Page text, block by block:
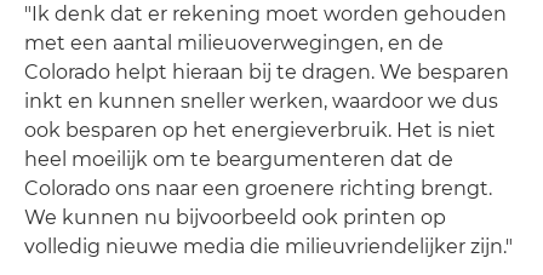
"Ik denk dat er rekening moet worden gehouden
met een aantal milieuoverwegingen, en de
Colorado helpt hieraan bij te dragen. We besparen
inkt en kunnen sneller werken, waardoor we dus
ook besparen op het energieverbruik. Het is niet
heel moeilijk om te beargumenteren dat de
Colorado ons naar een groenere richting brengt.
We kunnen nu bijvoorbeeld ook printen op
volledig nieuwe media die milieuvriendelijker zijn."